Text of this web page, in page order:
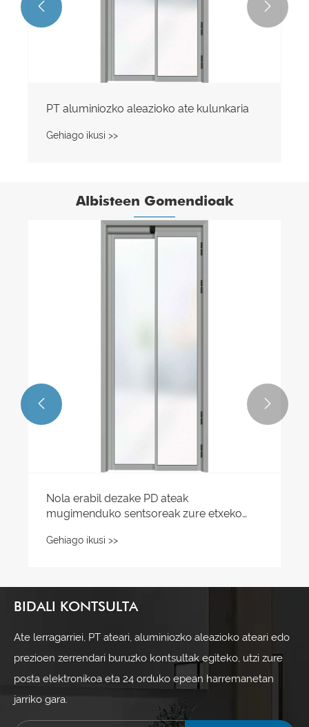
PT aluminiozko aleazioko ate kulunkaria
Gehiago ikusi >>
 
Albisteen Gomendioak
Nola erabil dezake PD ateak
mugimenduko sentsoreak zure etxeko
Gehiago ikusi >>
 
BIDALI KONTSULTA
Ate lerragarriei, PT ateari, aluminiozko aleazioko ateari edo
prezioen zerrendari buruzko kontsultak egiteko, utzi zure
posta elektronikoa eta 24 orduko epean harremanetan
jarriko gara.